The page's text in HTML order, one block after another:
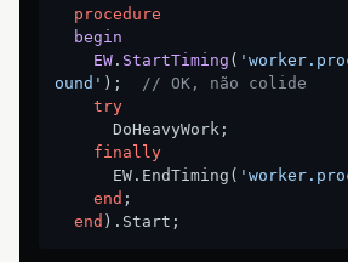
procedure
begin
EW. StartTiming (
ound' ) ;
// OK, não colide
try
finally
      EW.EndTiming(
end ;
end